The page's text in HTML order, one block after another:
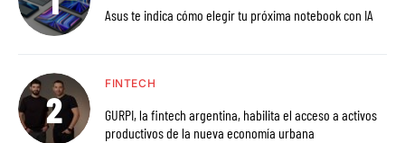
Asus te indica cómo elegir tu próxima notebook con IA
FINTECH
GURPI, la fintech argentina, habilita el acceso a activos
productivos de la nueva economía urbana